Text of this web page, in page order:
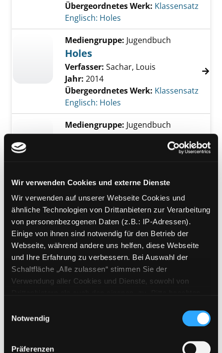
Wir verwenden Cookies und externe Dienste
Wir verwenden auf unserer Webseite Cookies und
ähnliche Technologien von Drittanbietern zur Verarbeitung
von personenbezogenen Daten (z.B.: IP-Adressen).
Einige von ihnen sind notwendig für den Betrieb der
Webseite, während andere uns helfen, diese Webseite
und Ihre Erfahrung zu verbessern. Bei Auswahl der
Schaltfläche „Alle zulassen“ stimmen Sie der
Verwendung aller Cookies und Dienste, sowohl von
Cookies von Drittanbietern, eine Verarbeitung in
unsicheren Drittländern (Länder außerhalb des EWR
ohne adäquates Datenschutzniveau) stattfinden kann. In
Notwendig
Präferenzen
Übergeordnetes Werk: Klassensatz
Englisch: Holes
Mediengruppe: Jugendbuch
Holes
Verfasser: Sachar, Louis
Jahr: 2014
Übergeordnetes Werk: Klassensatz
Englisch: Holes
Mediengruppe: Jugendbuch
Holes
Englisch: Holes
Mediengruppe:Jugendbuch
Holes
Verfasser:Sachar, Louis
Jahr:2014
Übergeordnetes Werk:Klassensatz
Englisch: Holes
Klassensatz